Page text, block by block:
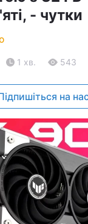
- чутки
1 хв. 543
на